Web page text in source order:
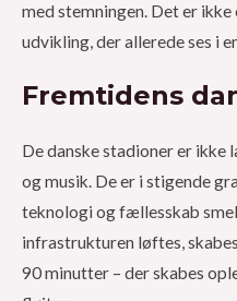
med stemningen. Det er
udvikling, der allerede ses i
Fremtidens
De danske stadioner er
og musik. De er i stigende
teknologi og fællesskab
infrastrukturen løftes,
90 minutter – der skabes